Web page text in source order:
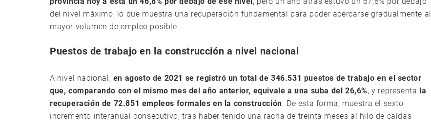
del nivel máximo, lo que muestra una recuperación fundamental para poder acercarse gradualmente al
mayor volumen de empleo posible.
Puestos de trabajo en la construcción a nivel nacional
A nivel nacional, en agosto de 2021 se registró un total de 346.531 puestos de trabajo en el sector
que, comparando con el mismo mes del año anterior, equivale a una suba del 26,6%, y representa la
recuperación de 72.851 empleos formales en la construcción. De esta forma, muestra el sexto
incremento interanual consecutivo, tras haber tenido una racha de treinta meses al hilo de caídas